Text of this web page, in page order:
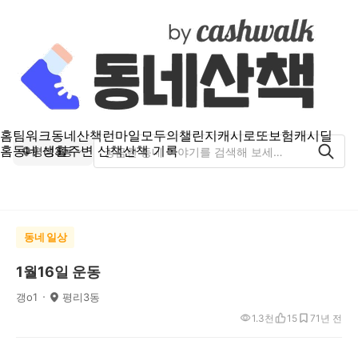
홈팀워크동네산책런마일모두의챌린지캐시로또보험캐시딜
홈동네 생활주변 산책산책 기록
평리3동
동네 일상
1월16일 운동
갱o1 평리3동
1년 전
1.3천 15 7